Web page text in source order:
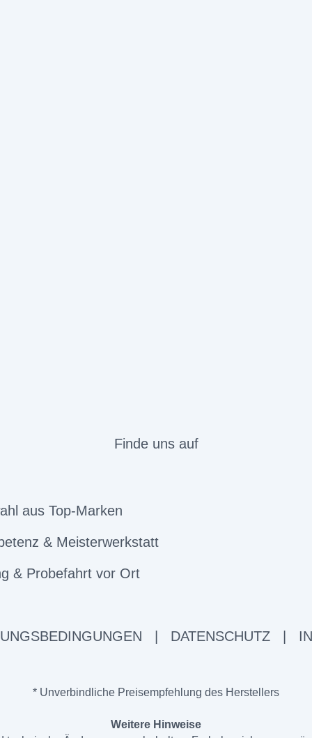
Finde uns auf
aus Top-Marken
& Meisterwerkstatt
& Probefahrt vor Ort
DATENSCHUTZ
* Unverbindliche Preisempfehlung des Herstellers
Weitere Hinweise